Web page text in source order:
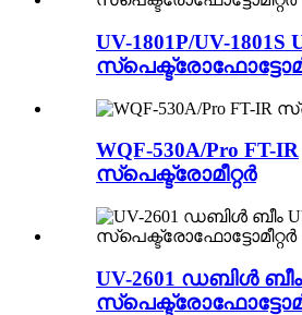
UV-1801P/UV-1801S
WQF-530A/Pro FT-IR
സ്പെക്ട്രോമീറ്റർ
UV-2601 ഡബിൾ ബീം